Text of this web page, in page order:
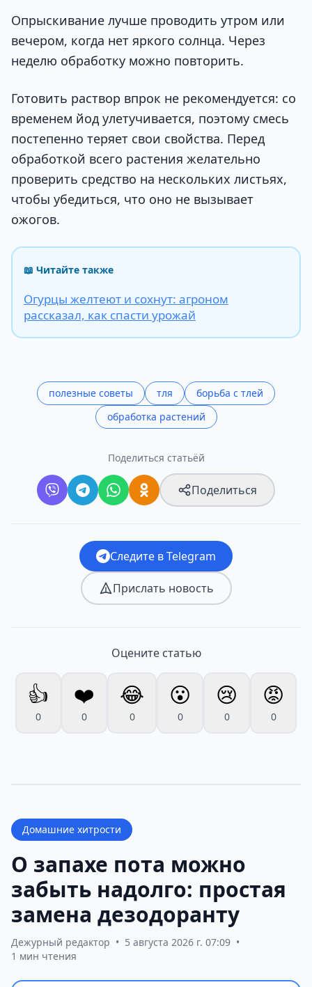
Опрыскивание лучше проводить утром или
вечером, когда нет яркого солнца. Через
неделю обработку можно повторить.
Готовить раствор впрок не рекомендуется: со
временем йод улетучивается, поэтому смесь
постепенно теряет свои свойства. Перед
обработкой всего растения желательно
проверить средство на нескольких листьях,
чтобы убедиться, что оно не вызывает
ожогов.
📖 Читайте также
Огурцы желтеют и сохнут: агроном
рассказал, как спасти урожай
полезные советы тля
борьба с тлей
обработка растений
Поделиться статьёй
Поделиться
Следите в Telegram
Прислать новость
Оцените статью
👍
0
❤️
0
😂
0
😮
0
😢
0
😡
0
Домашние хитрости
О запахе пота можно
забыть надолго: простая
замена дезодоранту
Дежурный редактор • 5 августа 2026 г. 07:09 •
1 мин чтения